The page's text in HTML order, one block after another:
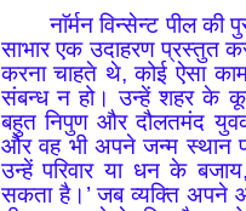
नाॅर्मन विन्सेन्ट पील
साभार एक उदाहरण प्रस्तुत
करना चाहते थे, कोई ऐसा
संबन्ध न हो। उन्हें शहर के
बहुत निपुण और दौलतमंद
और वह भी अपने जन्म स्थान
उन्हें परिवार या धन के
सकता है।’ जब व्यक्ति अपने